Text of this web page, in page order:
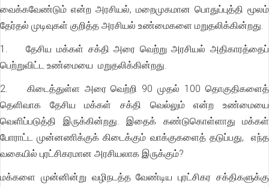
வைக்கவேண்டும் என்ற அரசியல், மறைமுகமான பொதுப்புத்தி மூலம்
தேர்தல் முடிவுகள் குறித்த அரசியல் உண்மைகளை மறுதலிக்கின்றது.
1. தேசிய மக்கள் சக்தி அரை வெற்று அரசியல் அதிகாரத்தைப்
பெற்றுவிட்ட உண்மையை மறுதலிக்கின்றது.
2. கிடைத்துள்ள அரை வெற்றி 90 முதல் 100 தொகுதிகளைத்
தெளிவாக தேசிய மக்கள் சக்தி வெல்லும் என்ற உண்மையை
வெளிப்படுத்தி இருக்கின்றது. இதைக் கண்டுகொள்ளாது மக்கள்
போராட்ட முன்னணிக்குக் கிடைக்கும் வாக்குகளைத் தடுப்பது, எந்த
வகையில் புரட்சிகரமான அரசியலாக இருக்கும்?
மக்களை முன்னின்று வழிநடத்த வேண்டிய புரட்சிகர சக்திகளுக்கு